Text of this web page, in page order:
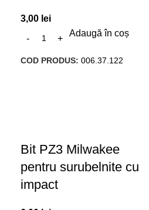
3,00 lei
Adaugă în coș
COD PRODUS: 006.37.122
Bit PZ3 Milwakee
pentru surubelnite cu
impact